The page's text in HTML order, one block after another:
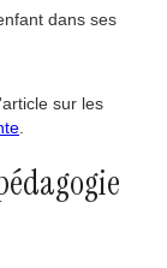
dans ses
sur les